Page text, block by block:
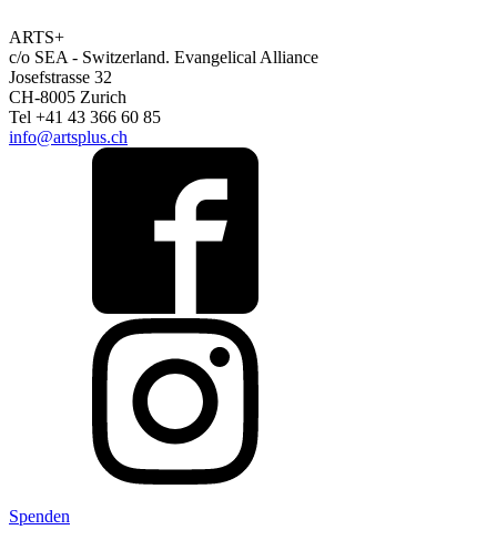
ARTS+
c/o SEA - Switzerland. Evangelical Alliance
Josefstrasse 32
CH-8005 Zurich
Tel +41 43 366 60 85
info@artsplus.ch
Spenden